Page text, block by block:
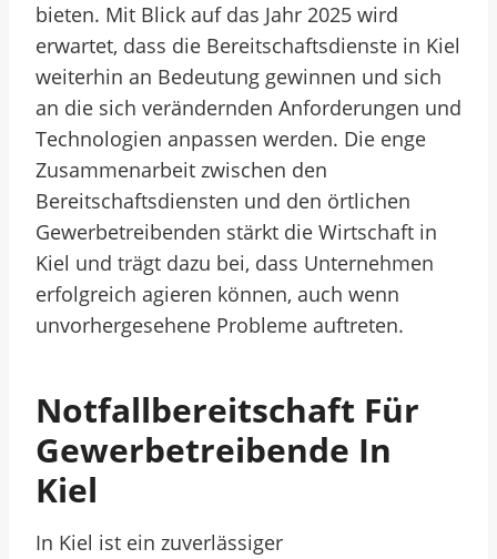
bieten. Mit Blick auf das Jahr 2025 wird
erwartet, dass die Bereitschaftsdienste in Kiel
weiterhin an Bedeutung gewinnen und sich
an die sich verändernden Anforderungen und
Technologien anpassen werden. Die enge
Zusammenarbeit zwischen den
Bereitschaftsdiensten und den örtlichen
Gewerbetreibenden stärkt die Wirtschaft in
Kiel und trägt dazu bei, dass Unternehmen
erfolgreich agieren können, auch wenn
unvorhergesehene Probleme auftreten.
Notfallbereitschaft Für
Gewerbetreibende In
Kiel
In Kiel ist ein zuverlässiger